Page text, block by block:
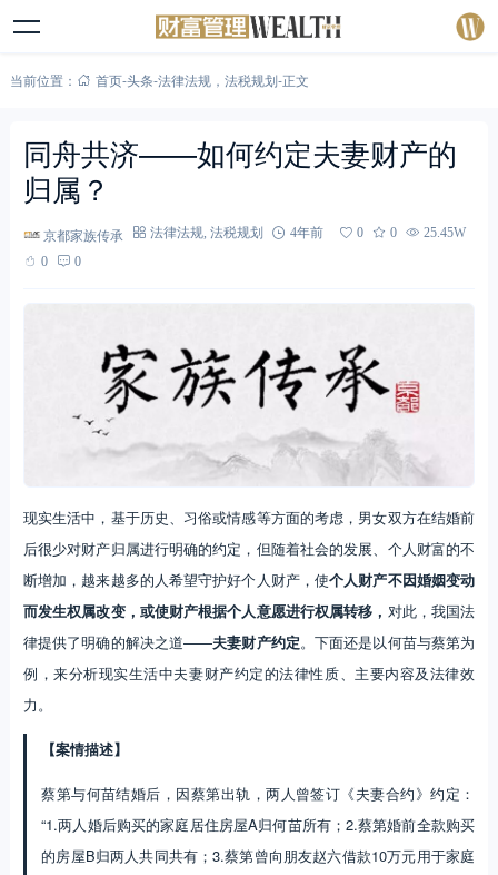
当前位置： 首页-头条-法律法规， 法税规划-正文
同舟共济——如何约定夫妻财产的
归属？
京都家族传承 法律法规, 法税规划 4年前 0 0
25.45W
0
0
现实生活中，基于历史、习俗或情感等方面的考虑，男女双方在结婚前
后很少对财产归属进行明确的约定，但随着社会的发展、个人财富的不
断增加，越来越多的人希望守护好个人财产，使个人财产不因婚姻变动
而发生权属改变，或使财产根据个人意愿进行权属转移， 对此，我国法
律提供了明确的解决之道——夫妻财产约定。下面还是以何苗与蔡第为
例，来分析现实生活中夫妻财产约定的法律性质、主要内容及法律效
力。
【案情描述】
蔡第与何苗结婚后，因蔡第出轨，两人曾签订《夫妻合约》约定：
“1.两人婚后购买的家庭居住房屋A归何苗所有；2.蔡第婚前全款购买
的房屋B归两人共同共有；3.蔡第曾向朋友赵六借款10万元用于家庭